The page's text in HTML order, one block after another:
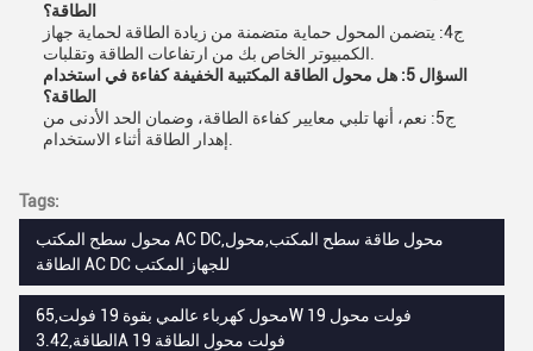
الطاقة؟
ج4: يتضمن المحول حماية متضمنة من زيادة الطاقة لحماية جهاز
السؤال 5: هل محول الطاقة المكتبية الخفيفة كفاءة في استخدام
الطاقة؟
ج5: نعم، أنها تلبي معايير كفاءة الطاقة، وضمان الحد الأدنى من
Tags:
محول سطح المكتب AC DC,محول طاقة سطح المكتب,محول
الطاقة AC DC للجهاز المكتب
محول كهرباء عالمي بقوة 19 فولت,65W 19 فولت محول
الطاقة,3.42A 19 فولت محول الطاقة